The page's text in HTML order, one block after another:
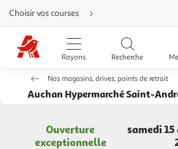
Aller
directement
au
contenu
Aller
directement
recherche
Aller
directement
directement
Choisir vos courses
Rayons Recherche
Nos magasins, drives, points de retrait
Auchan Hypermarché Saint-
Ouverture
exceptionnelle
samedi